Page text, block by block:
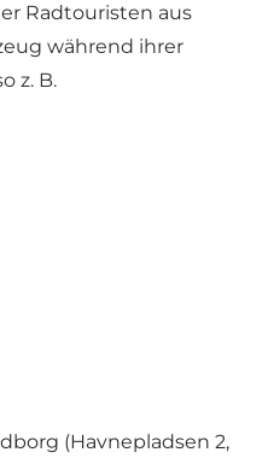
Radtouristen aus
während ihrer
z. B.
(Havnepladsen 2,